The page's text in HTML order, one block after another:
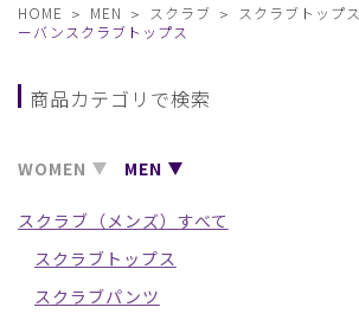
HOME MEN スクラブ スクラブトップス
ーバンスクラブトップス
商品カテゴリで検索
WOMEN MEN
スクラブ（メンズ）すべて
スクラブトップス
スクラブパンツ